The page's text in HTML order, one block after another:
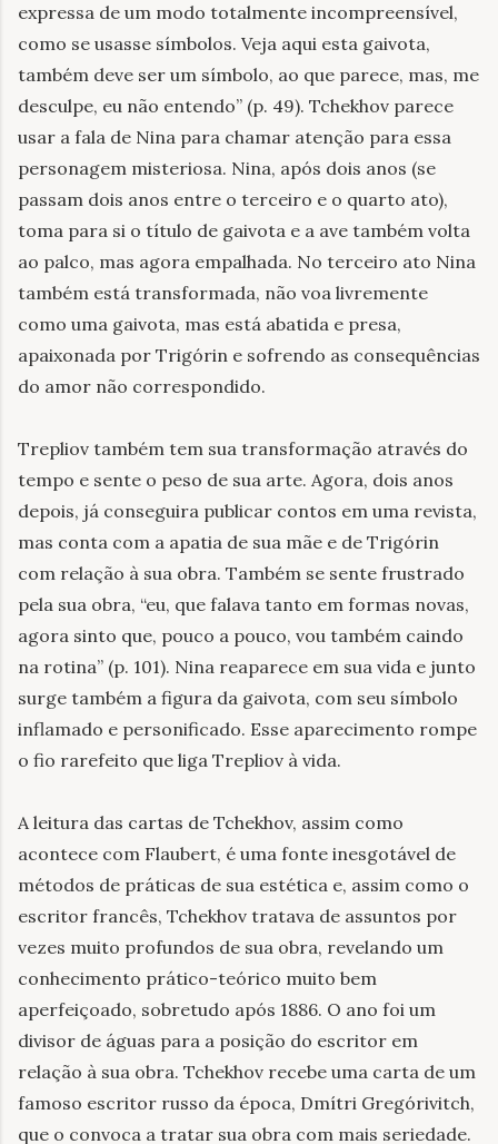
expressa de um modo totalmente incompreensível,
como se usasse símbolos. Veja aqui esta gaivota,
também deve ser um símbolo, ao que parece, mas, me
desculpe, eu não entendo” (p. 49). Tchekhov parece
usar a fala de Nina para chamar atenção para essa
personagem misteriosa. Nina, após dois anos (se
passam dois anos entre o terceiro e o quarto ato),
toma para si o título de gaivota e a ave também volta
ao palco, mas agora empalhada. No terceiro ato Nina
também está transformada, não voa livremente
como uma gaivota, mas está abatida e presa,
apaixonada por Trigórin e sofrendo as consequências
do amor não correspondido.
Trepliov também tem sua transformação através do
tempo e sente o peso de sua arte. Agora, dois anos
depois, já conseguira publicar contos em uma revista,
mas conta com a apatia de sua mãe e de Trigórin
com relação à sua obra. Também se sente frustrado
pela sua obra, “eu, que falava tanto em formas novas,
agora sinto que, pouco a pouco, vou também caindo
na rotina” (p. 101). Nina reaparece em sua vida e junto
surge também a figura da gaivota, com seu símbolo
inflamado e personificado. Esse aparecimento rompe
o fio rarefeito que liga Trepliov à vida.
A leitura das cartas de Tchekhov, assim como
acontece com Flaubert, é uma fonte inesgotável de
métodos de práticas de sua estética e, assim como o
escritor francês, Tchekhov tratava de assuntos por
vezes muito profundos de sua obra, revelando um
conhecimento prático-teórico muito bem
aperfeiçoado, sobretudo após 1886. O ano foi um
divisor de águas para a posição do escritor em
relação à sua obra. Tchekhov recebe uma carta de um
famoso escritor russo da época, Dmítri Gregórivitch,
que o convoca a tratar sua obra com mais seriedade.